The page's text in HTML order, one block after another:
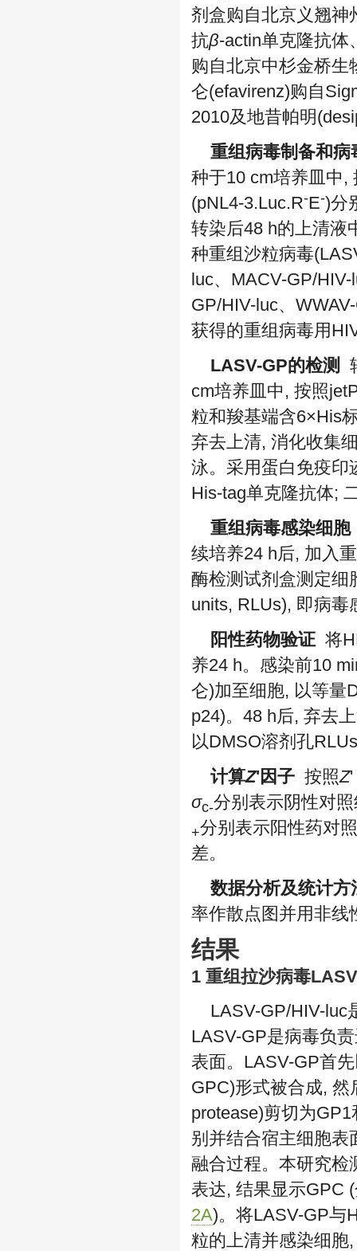
剂盒购自北京义翘神
抗β-actin单克隆抗体
购自北京中杉金桥
仑(efavirenz)购自
2010及地昔帕明
重组病毒制备和病
种于10 cm培养皿中,
(pNL4-3.Luc.R-E-)分
转染后48 h的上清液
种重组沙粒病毒
luc、MACV-GP/
GP/HIV-luc、
获得的重组病毒用
LASV-GP的检测
cm培养皿中, 按照
粒和羧基端含6×His
弃去上清, 消化收集
泳。采用蛋白免疫印
His-tag单克隆抗体;
重组病毒感染细胞
续培养24 h后, 加入
酶检测试剂盒测定细
units, RLUs), 即病毒
阳性药物验证将
养24 h。感染前10
仑)加至细胞, 以等量
p24)。48 h后, 弃去
以DMSO溶剂孔
计算Z'因子 按照Z'
σc-分别表示阴性对
+分别表示阳性药对
差。
数据分析及统计方
率作散点图并用非线
结果
1 重组拉沙病毒
LASV-GP/HIV-luc
LASV-GP是病毒负
表面。LASV-GP首
GPC)形式被合成, 然
protease)剪切为
别并结合宿主细胞表
融合过程。本研究检
表达, 结果显示GPC
2A)。将LASV-GP与
粒的上清并感染细胞